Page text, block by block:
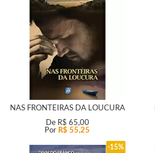
NAS FRONTEIRAS DA LOUCURA
De R$ 65,00
Por R$ 55,25
15%